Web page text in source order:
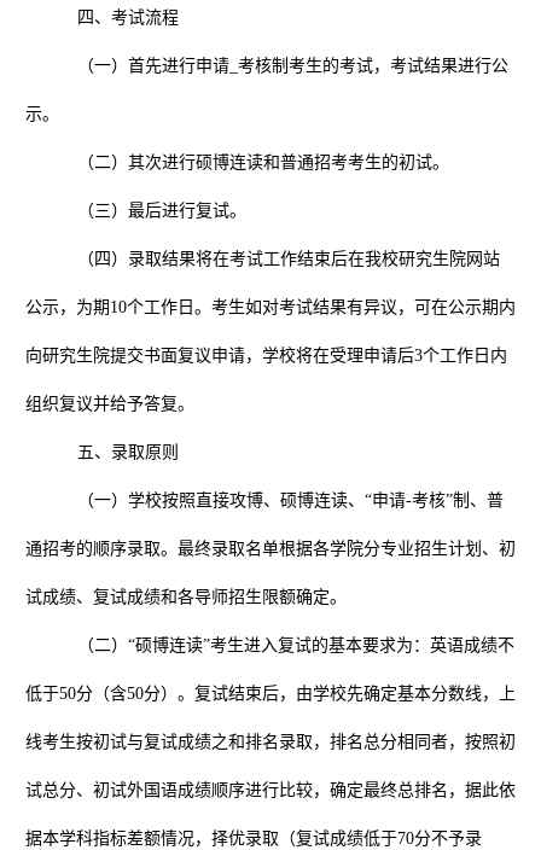
四、考试流程
（一）首先进行申请_ 考核制考生的考试，考试结果进行公
示。
（二）其次进行硕博连读和普通招考考生的初试。
（三）最后进行复试。
（四）录取结果将在考试工作结束后在我校研究生院网站
公示，为期 10个工作日。考生如对考试结果有异议，可在公示期内
向研究生院提交书面复议申请，学校将在受理申请后3个工作日内
组织复议并给予答复。
五、录取原则
（一）学校按照直接攻博、硕博连读、 “申请-考核”制、普
通招考的顺序录取。最终录取名单根据各学院分专业招生计划、初
试成绩、复试成绩和各导师招生限额确定。
（二）“硕博连读”考生进入复试的基本要求为：英语成绩不
低于50分（含50分）。复试结束后，由学校先确定基本分数线，上
线考生按初试与复试成绩之和排名录取，排名总分相同者，按照初
试总分、初试外国语成绩顺序进行比较，确定最终总排名，据此依
据本学科指标差额情况，择优录取（复试成绩低于70分不予录